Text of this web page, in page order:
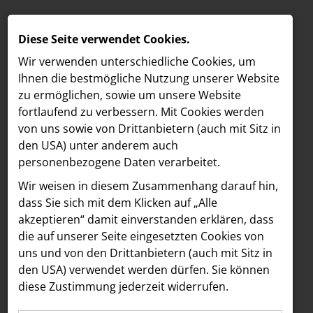
MELDUNGEN
LOEBELL NORDBERG
INNER
aehre
Astoria Artshow
B/S/H Hausgeräte
Meldungen /
Text Bilder
14.07.2025
Jury des Media
Forward Fund sendet
Diese Seite verwendet Cookies.
Wir verwenden unterschiedliche Cookies, um
Ihnen die best­mögliche Nutzung unserer Website
zu ermöglichen, sowie um unsere Website
fortlaufend zu verbessern. Mit Cookies werden
von uns sowie von Drittanbietern (auch mit Sitz in
den USA) unter anderem auch
personenbezogene Daten verarbeitet.
Wir weisen in diesem Zusammenhang darauf hin,
dass Sie sich mit dem Klicken auf „Alle
akzeptieren“ damit ein­ver­standen erklären, dass
die auf unserer Seite eingesetzten Cookies von
uns und von den Drittanbietern (auch mit Sitz in
den USA) verwendet werden dürfen. Sie können
diese Zustimmung jederzeit widerrufen.